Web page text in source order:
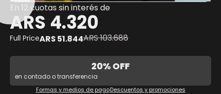
En 12 cuotas sin interés de
ARS 4.320
Full PriceARS 51.844ARS103.688
20% OFF
en contado o transferencia
Formas y medios de pagoDescuentos y promociones